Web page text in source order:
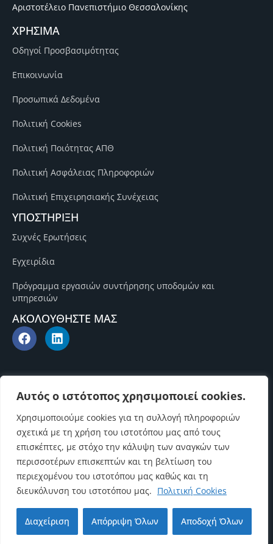
Αυτός ο ιστότοπος χρησιμοποιεί cookies.
Χρησιμοποιούμε cookies για τη συλλογή πληροφοριών
σχετικά με τη χρήση του ιστοτόπου μας από τους
επισκέπτες, με στόχο την κάλυψη των αναγκών των
περισσοτέρων επισκεπτών και τη βελτίωση του
περιεχομένου του ιστοτόπου μας καθώς και τη
διευκόλυνση του ιστοτόπου μας. Πολιτική Cookies
Διαχείριση Απόρριψη Όλων Αποδοχή Όλων
Επιστροφή στην αρχή
Αριστοτέλειο Πανεπιστήμιο Θεσσαλονίκης
ΧΡΗΣΙΜΑ
Οδηγοί Προσβασιμότητας
Επικοινωνία
Προσωπικά Δεδομένα
Πολιτική Cookies
Πολιτική Ποιότητας ΑΠΘ
Πολιτική Ασφάλειας Πληροφοριών
Πολιτική Επιχειρησιακής Συνέχειας
ΥΠΟΣΤΗΡΙΞΗ
Συχνές Ερωτήσεις
Εγχειρίδια
Πρόγραμμα εργασιών συντήρησης υποδομών και
υπηρεσιών
ΑΚΟΛΟΥΘΗΣΤΕ ΜΑΣ